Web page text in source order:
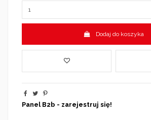
Dodaj do koszyka
Panel B2b - zarejestruj się!